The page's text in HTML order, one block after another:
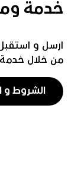
خدمة
ارسل و
من خلال
الشروط و